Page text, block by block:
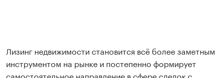
Лизинг недвижимости становится всё более заметным
инструментом на рынке и постепенно формирует
самостоятельное направление в сфере сделок с